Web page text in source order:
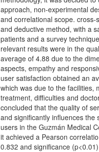
approach, non-experimental
and correlational scope. cross-
and deductive method, with a
patients and a survey
relevant results were in the
average of 4.88 due to the
aspects, empathy and
user satisfaction obtained an
which was due to the facilities,
treatment, difficulties and
concluded that the quality of
and significantly influences the
users in the Guzmán Medical
it achieved a Pearson
0.832 and significance